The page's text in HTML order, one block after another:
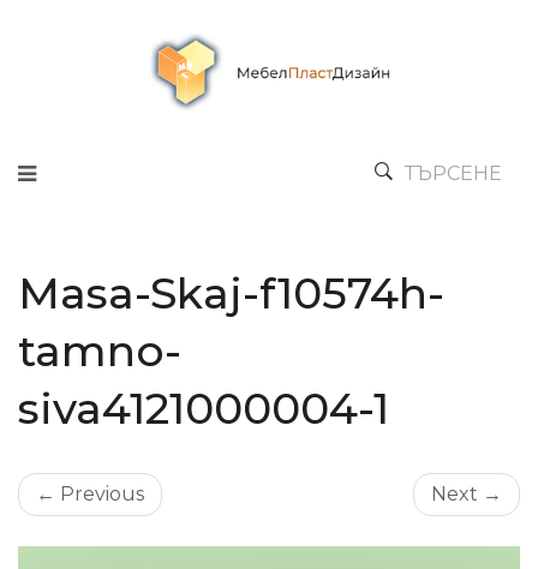
ТЪРСЕНЕ
Masa-Skaj-f10574h-
tamno-
siva4121000004-1
← Previous Next →